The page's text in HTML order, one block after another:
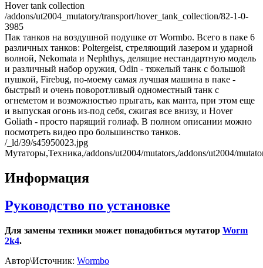
Hover tank collection
/addons/ut2004_mutatory/transport/hover_tank_collection/82-1-0-
3985
Пак танков на воздушной подушке от Wormbo. Всего в паке 6
различных танков: Poltergeist, стреляющий лазером и ударной
волной, Nekomata и Nephthys, делящие нестандартную модель
и различный набор оружия, Odin - тяжелый танк с большой
пушкой, Firebug, по-моему самая лучшая машина в паке -
быстрый и очень поворотливый одноместный танк с
огнеметом и возможностью прыгать, как манта, при этом еще
и выпуская огонь из-под себя, сжигая все внизу, и Hover
Goliath - просто парящий голиаф. В полном описании можно
посмотреть видео про большинство танков.
/_ld/39/s45950023.jpg
Мутаторы,Техника,/addons/ut2004/mutators,/addons/ut2004/
Информация
Руководство по установке
Для замены техники может понадобиться мутатор Worm
2k4.
Автор\Источник: Wormbo